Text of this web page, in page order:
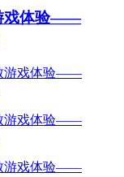
戏体验——